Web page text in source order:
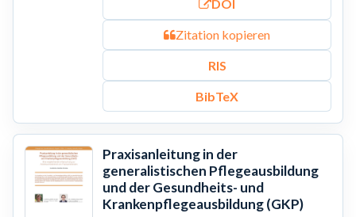
DOI
Zitation kopieren
RIS
BibTeX
Praxisanleitung in der
generalistischen Pflegeausbildung
und der Gesundheits- und
Krankenpflegeausbildung (GKP)